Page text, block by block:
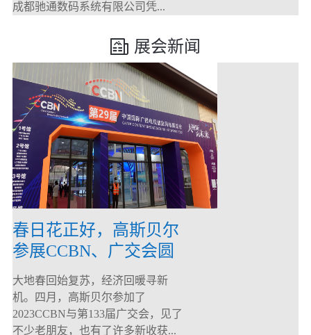
成都驰通数码系统有限公司凭...
展会新闻
春日花正好，高斯贝尔
参展CCBN、广交会圆
满落幕！
大地春回始复苏，经济回暖寻新
机。四月，高斯贝尔参加了
2023CCBN与第133届广交会，见了
不少老朋友，也有了许多新收获...